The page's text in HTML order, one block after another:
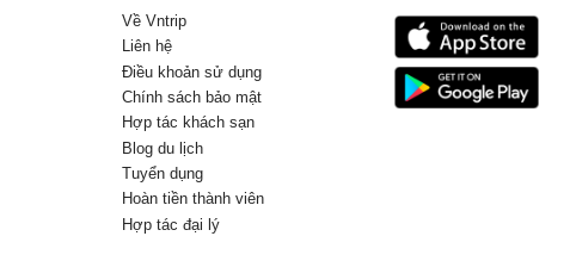
Về Vntrip
Liên hệ
Điều khoản sử dụng
Chính sách bảo mật
Hợp tác khách sạn
Blog du lịch
Tuyển dụng
Hoàn tiền thành viên
Hợp tác đại lý